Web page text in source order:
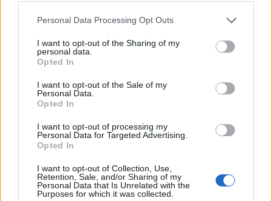
Please note that this website/app uses one or more Google
not limited to your visit or usage behaviour. You may click to
grant or deny consent to Google and its third-party tags to
use your data for below specified purposes in below Google
consent section.
Personal Data Processing Opt Outs
I want to opt-out of the Sharing of my
personal data.
Opted In
I want to opt-out of the Sale of my
Personal Data.
Opted In
I want to opt-out of processing my
Personal Data for Targeted Advertising.
Opted In
I want to opt-out of Collection, Use,
Retention, Sale, and/or Sharing of my
Personal Data that Is Unrelated with the
Purposes for which it was collected.
Υπ. Ναυτιλίας: Σώοι οι 22 ναυτικοί του
Κοινωνία
05 Μαρ 2026 09:31
όλη τη χώρα
Παιδεία
12 Ιαν 2026 11:41